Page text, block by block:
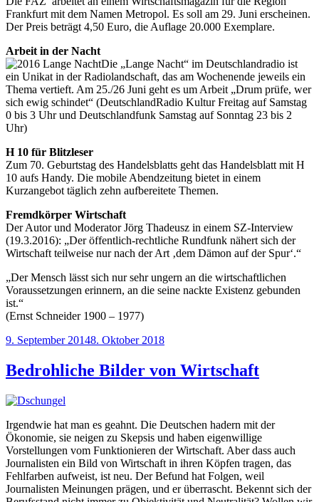
Frankfurt mit dem Namen Metropol. Es soll am 29. Juni erscheinen.
Der Preis beträgt 4,50 Euro, die Auflage 20.000 Exemplare.
Arbeit in der Nacht
Die „Lange Nacht“ im Deutschlandradio ist
ein Unikat in der Radiolandschaft, das am Wochenende jeweils ein
Thema vertieft. Am 25./26 Juni geht es um Arbeit „Drum prüfe, wer
sich ewig schindet“ (DeutschlandRadio Kultur Freitag auf Samstag
0 bis 3 Uhr und Deutschlandfunk Samstag auf Sonntag 23 bis 2
Uhr)
H 10 für Blitzleser
Zum 70. Geburtstag des Handelsblatts geht das Handelsblatt mit H
10 aufs Handy. Die mobile Abendzeitung bietet in einem
Kurzangebot täglich zehn aufbereitete Themen.
Fremdkörper Wirtschaft
Der Autor und Moderator Jörg Thadeusz in einem SZ-Interview
(19.3.2016): „Der öffentlich-rechtliche Rundfunk nähert sich der
Wirtschaft teilweise nur nach der Art ‚dem Dämon auf der Spur‘.“
„Der Mensch lässt sich nur sehr ungern an die wirtschaftlichen
Voraussetzungen erinnern, an die seine nackte Existenz gebunden
ist.“
(Ernst Schneider 1900 – 1977)
Veröffentlicht
9. September 20148. Oktober 2018
Bedrohliche Bilder von Wirtschaft
Irgendwie hat man es geahnt. Die Deutschen hadern mit der
Ökonomie, sie neigen zu Skepsis und haben eigenwillige
Vorstellungen vom Funktionieren der Wirtschaft. Aber dass auch
Journalisten ein Bild von Wirtschaft in ihren Köpfen tragen, das
Fehlfarben aufweist, ist neu. Der Befund hat Folgen, weil
Journalisten Meinungen prägen, und er überrascht. Bekennt sich der